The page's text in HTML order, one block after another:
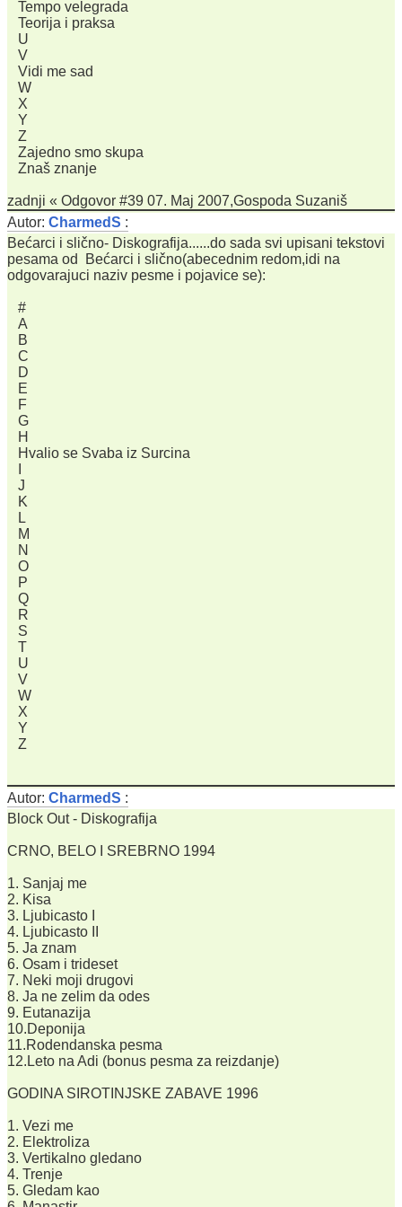
Tempo velegrada
Teorija i praksa
U
V
Vidi me sad
W
X
Y
Z
Zajedno smo skupa
Znaš znanje
zadnji « Odgovor #39 07. Maj 2007,Gospoda Suzaniš
Autor: CharmedS :
Bećarci i slično- Diskografija......do sada svi upisani tekstovi
pesama od Bećarci i slično(abecednim redom,idi na
odgovarajuci naziv pesme i pojavice se):
#
A
B
C
D
E
F
G
H
Hvalio se Svaba iz Surcina
J
K
L
M
N
O
P
Q
R
S
T
U
V
W
X
Y
Z
Autor: CharmedS :
Block Out - Diskografija
CRNO, BELO I SREBRNO 1994
1. Sanjaj me
2. Kisa
3. Ljubicasto I
4. Ljubicasto II
5. Ja znam
6. Osam i trideset
7. Neki moji drugovi
8. Ja ne zelim da odes
9. Eutanazija
10.Deponija
11.Rodendanska pesma
12.Leto na Adi (bonus pesma za reizdanje)
GODINA SIROTINJSKE ZABAVE 1996
1. Vezi me
2. Elektroliza
3. Vertikalno gledano
4. Trenje
5. Gledam kao